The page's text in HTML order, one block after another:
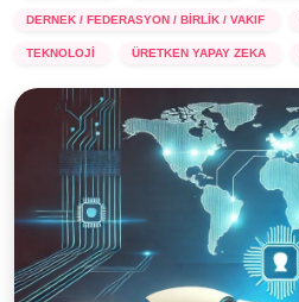
DERNEK / FEDERASYON / BİRLİK / VAKIF
TEKNOLOJİ ÜRETKEN YAPAY ZEKA